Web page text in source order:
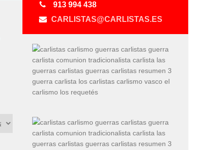
913 994 438
CARLISTAS@CARLISTAS.ES